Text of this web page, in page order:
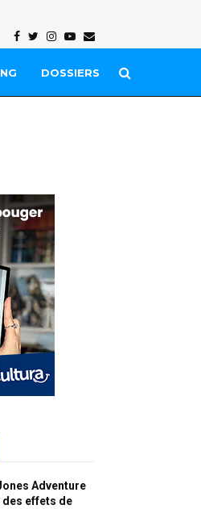
Facebook
Twitter
Instagram
Youtube
Email
DOSSIERS
Adventure
des effets de